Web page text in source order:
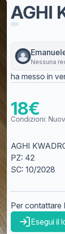
AGHI
Nessuna
ha messo in
18€
Condizioni:
AGHI
PZ: 42
SC: 10/2028
Per contattare
Esegui il